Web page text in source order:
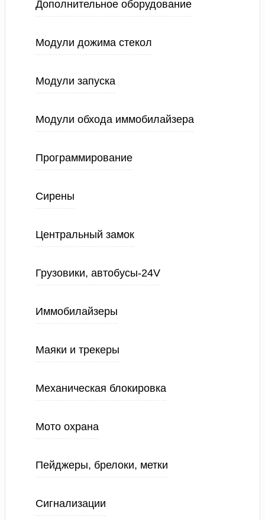
Дополнительное оборудование
Модули дожима стекол
Модули запуска
Модули обхода иммобилайзера
Программирование
Сирены
Центральный замок
Грузовики, автобусы-24V
Иммобилайзеры
Маяки и трекеры
Механическая блокировка
Мото охрана
Пейджеры, брелоки, метки
Сигнализации